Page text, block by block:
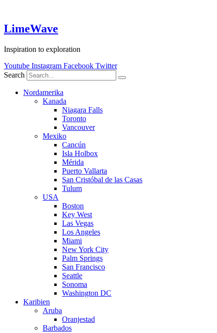
content
LimeWave
Inspiration to exploration
Youtube Instagram Facebook Twitter
Search
Nordamerika
Kanada
Niagara Falls
Toronto
Vancouver
Mexiko
Cancún
Isla Holbox
Mérida
Puerto Vallarta
San Cristóbal de las Casas
Tulum
USA
Boston
Key West
Las Vegas
Los Angeles
Miami
New York City
Palm Springs
San Francisco
Seattle
Sonoma
Washington DC
Karibien
Aruba
Oranjestad
Barbados